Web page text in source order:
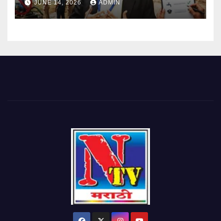
JUNE 14, 2026 ADMIN